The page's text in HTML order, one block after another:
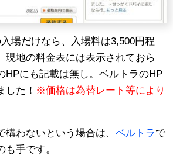
場だけなら、入場料は3,500円程
現地の料金表には表示されておら
HPにも記載は無し。ベルトラのHP
した！ ※価格は為替レート等により
わないという場合は、 ベルトラ で
手です。